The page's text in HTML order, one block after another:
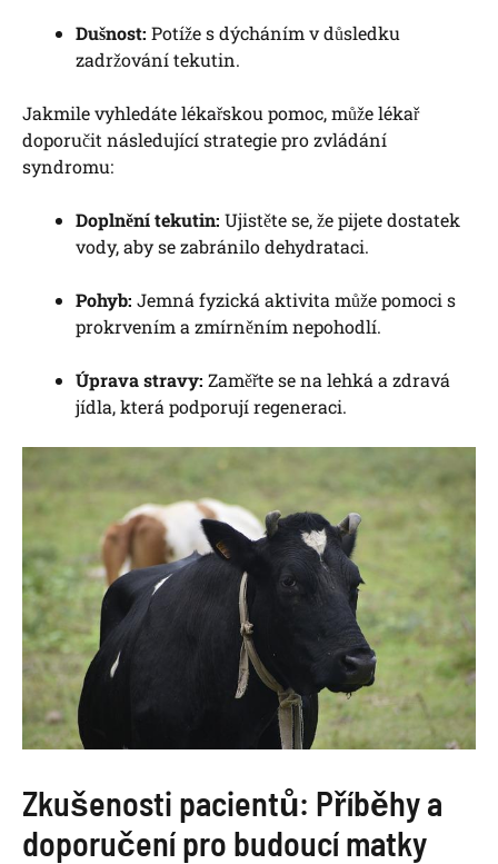
Dušnost: Potíže s dýcháním v důsledku
zadržování tekutin.
Jakmile vyhledáte lékařskou pomoc, může lékař
doporučit následující strategie pro zvládání
syndromu:
Doplnění tekutin: Ujistěte se, že pijete dostatek
vody, aby se zabránilo dehydrataci.
Pohyb: Jemná fyzická aktivita může pomoci s
prokrvením a zmírněním nepohodlí.
Úprava stravy: Zaměřte se na lehká a zdravá
jídla, která podporují regeneraci.
Zkušenosti pacientů: Příběhy a
doporučení pro budoucí matky